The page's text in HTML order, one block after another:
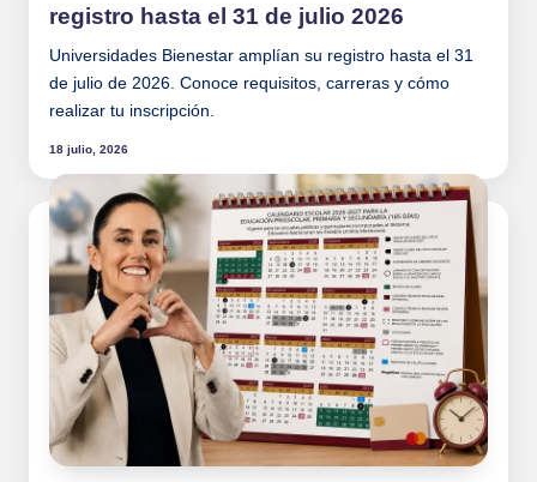
registro hasta el 31 de julio 2026
Universidades Bienestar amplían su registro hasta el 31
de julio de 2026. Conoce requisitos, carreras y cómo
realizar tu inscripción.
18 julio, 2026